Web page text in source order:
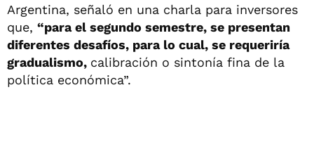
Argentina, señaló en una charla para inversores
que, “para el segundo semestre, se presentan
diferentes desafíos, para lo cual, se requeriría
gradualismo, calibración o sintonía fina de la
política económica”.